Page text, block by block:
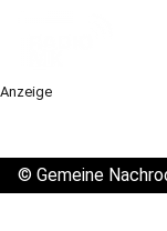
Anzeige
© Gemeine